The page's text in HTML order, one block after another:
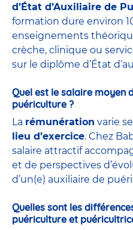
d’État d’Auxiliaire de
formation dure environ
enseignements
crèche, clinique ou
sur le diplôme d’État
Quel est le salaire moyen
puériculture ?
La rémunération varie
lieu d’exercice. Chez
salaire attractif
et de perspectives
d’un(e) auxiliaire de
Quelles sont les
puériculture et